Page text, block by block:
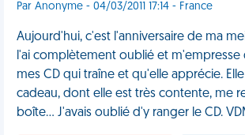
Par Anonyme - 04/03/2011 17:14 - France
Aujourd'hui, c'est l'anniversaire de ma
l'ai complètement oublié et m'empresse
mes CD qui traîne et qu'elle apprécie.
cadeau, dont elle est très contente, me
boîte... J'avais oublié d'y ranger le CD.